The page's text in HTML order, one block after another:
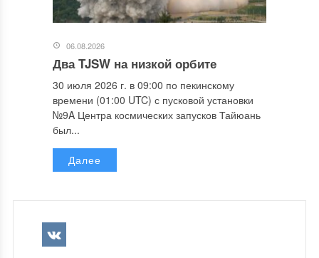
06.08.2026
Два TJSW на низкой орбите
30 июля 2026 г. в 09:00 по пекинскому
времени (01:00 UTC) с пусковой установки
№9A Центра космических запусков Тайюань
был...
Далее